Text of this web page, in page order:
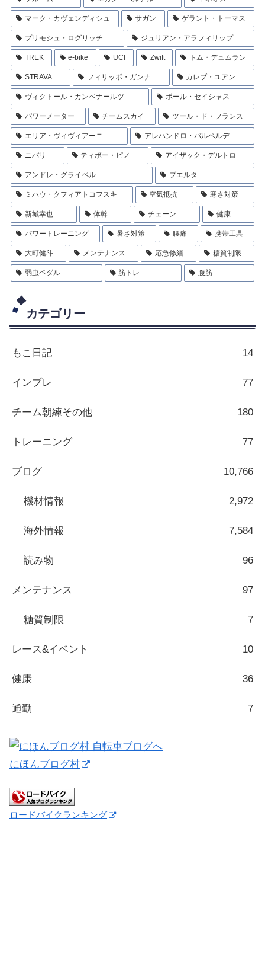
マーク・カヴェンディシュ サガン ゲラント・トーマス
プリモシュ・ログリッチ ジュリアン・アラフィリップ
TREK e-bike UCI Zwift トム・デュムラン
STRAVA フィリッポ・ガンナ カレブ・ユアン
ヴィクトール・カンペナールツ ポール・セイシャス
パワーメーター チームスカイ ツール・ド・フランス
エリア・ヴィヴィアーニ アレハンドロ・バルベルデ
ニバリ ティボー・ピノ アイザック・デルトロ
アンドレ・グライペル ブエルタ
ミハウ・クフィアトコフスキ 空気抵抗 寒さ対策
新城幸也 体幹 チェーン 健康
パワートレーニング 暑さ対策 腰痛 携帯工具
大町健斗 メンテナンス 応急修繕 糖質制限
弱虫ペダル 筋トレ 腹筋
カテゴリー
もこ日記 14
インプレ 77
チーム朝練その他 180
トレーニング 77
ブログ 10,766
機材情報 2,972
海外情報 7,584
読み物 96
メンテナンス 97
糖質制限 7
レース&イベント 10
健康 36
通勤 7
にほんブログ村
ロードバイクランキング